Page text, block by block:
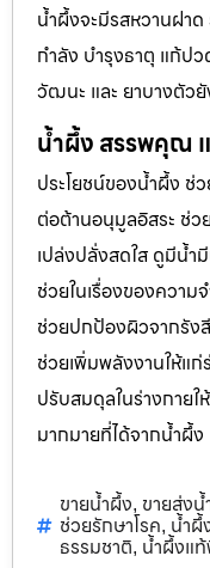
น้ำผึ้งจะมีรสหวานฝา
กำลัง บำรุงธาตุ แก้ปว
วัฒนะ และ ยาบางตัว
น้ำผึ้ง สรรพคุณ
ประโยชน์ของน้ำผึ้ง ช่
ต่อต้านอนุมูลอิสระ ช่
เปล่งปลั่งสดใส ดูมีน้ำ
ช่วยในเรื่องของความ
ช่วยปกป้องผิวจากรัง
ช่วยเพิ่มพลังงานให้แก่
ปรับสมดุลในร่างกาย
มากมายที่ได้จากน้ำผึ้ง
ขายน้ำผึ้ง, ขายส่งน้
ช่วยรักษาโรค, น้ำผึ้
ธรรมชาติ, น้ำผึ้งแ